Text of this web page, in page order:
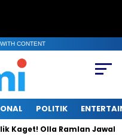
CONTENT
POLITIK
Kaget! Olla Ramlan Jawab